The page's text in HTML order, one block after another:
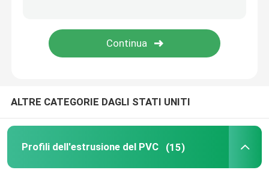
profili di plastica dell'estrusione
ALTRE CATEGORIE DAGLI STATI UNITI
Profili dell'estrusione del PVC (15)